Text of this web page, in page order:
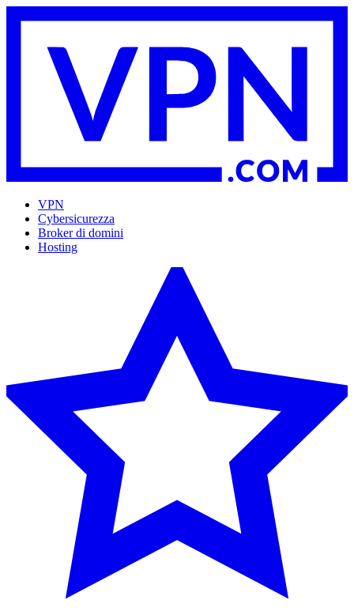
VPN
Cybersicurezza
Broker di domini
Hosting